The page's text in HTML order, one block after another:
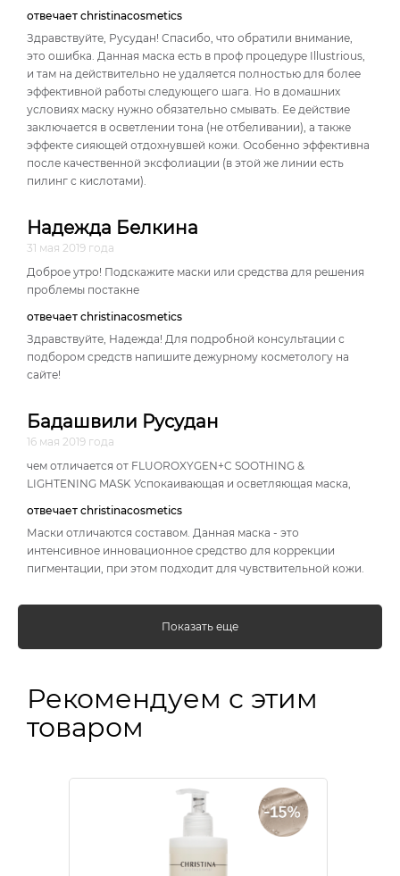
отвечает christinacosmetics
Здравствуйте, Русудан! Спасибо, что обратили внимание,
это ошибка. Данная маска есть в проф процедуре Illustrious,
и там на действительно не удаляется полностью для более
эффективной работы следующего шага. Но в домашних
условиях маску нужно обязательно смывать. Ее действие
заключается в осветлении тона (не отбеливании), а также
эффекте сияющей отдохнувшей кожи. Особенно эффективна
после качественной эксфолиации (в этой же линии есть
пилинг с кислотами).
Надежда Белкина
31 мая 2019 года
Доброе утро! Подскажите маски или средства для решения
проблемы постакне
отвечает christinacosmetics
Здравствуйте, Надежда! Для подробной консультации с
подбором средств напишите дежурному косметологу на
сайте!
Бадашвили Русудан
16 мая 2019 года
чем отличается от FLUOROXYGEN+C SOOTHING &
LIGHTENING MASK Успокаивающая и осветляющая маска,
отвечает christinacosmetics
Маски отличаются составом. Данная маска - это
интенсивное инновационное средство для коррекции
пигментации, при этом подходит для чувствительной кожи.
Показать еще
Рекомендуем с этим
товаром